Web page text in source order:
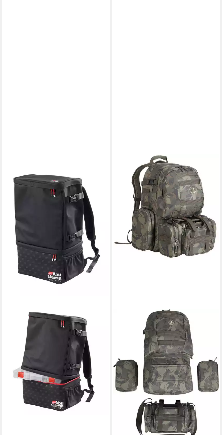
ABU GARCIA
Angelrucksack Abu Garcia
Backpack 33x21x51cm -
Rucksack für Angler
94,99 €
lieferbar - in 2-3 Werktagen bei dir